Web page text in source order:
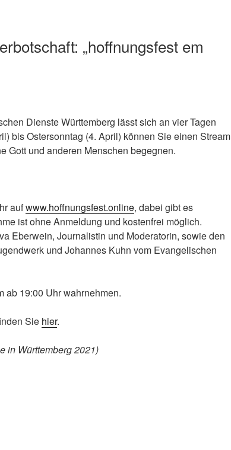
„hoffnungsfest em
Dienste Württemberg lässt sich an vier Tagen
bis Ostersonntag (4. April) können Sie einen Stream
Gott und anderen Menschen begegnen.
aufwww.hoffnungsfest.online, dabei gibt es
ist ohne Anmeldung und kostenfrei möglich.
Eberwein, Journalistin und Moderatorin, sowie den
und Johannes Kuhn vom Evangelischen
ab 19:00 Uhr wahrnehmen.
Sie hier.
in Württemberg 2021)